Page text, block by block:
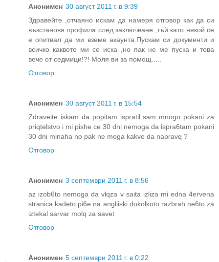
Анонимен 30 август 2011 г. в 9:39
Здравейте ,отчаяно искам да намеря отговор как да си
възстановя профила след заключване ,тъй като някой се
е опитвал да ми вземе акаунта.Пускам си документи и
всичко каквото ми се иска ,но пак не ме пуска и това
вече от седмици!?! Моля ви за помощ.....
Отговор
Анонимен 30 август 2011 г. в 15:54
Zdraveite iskam da popitam ispratil sam mnogo pokani za
priqtelstvo i mi pishe ce 30 dni nemoga da ispra6tam pokani
30 dni minaha no pak ne moga kakvo da napravq ?
Отговор
Анонимен 3 септември 2011 г. в 8:56
az izob6to nemoga da vlqza v saita izliza mi edna 4ervena
stranica kadeto pi6e na angliiski dokolkoto razbrah ne6to za
iztekal sarvar molq za savet
Отговор
Анонимен 5 септември 2011 г. в 0:22